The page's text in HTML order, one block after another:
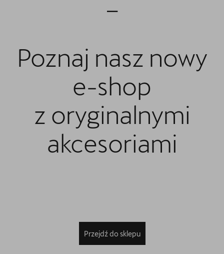
Poznaj nasz nowy
e-shop
z oryginalnymi
akcesoriami
Przejdź do sklepu